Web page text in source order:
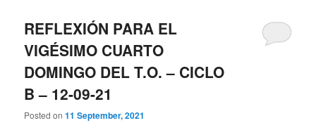
REFLEXIÓN PARA EL
VIGÉSIMO CUARTO
DOMINGO DEL T.O. – CICLO
B – 12-09-21
Posted on11 September, 2021